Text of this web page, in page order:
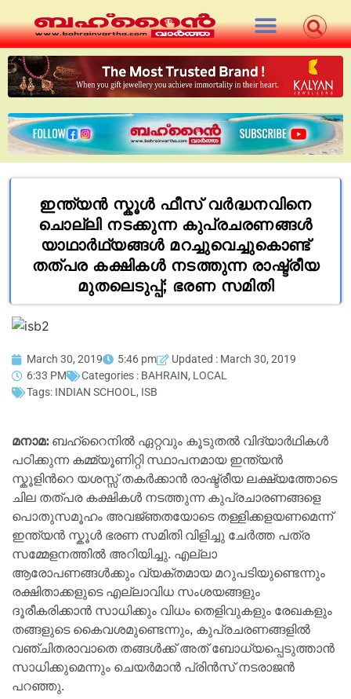
ഇന്ത്യൻ സ്കൂൾ ഫീസ് വർദ്ധനവിനെ
ചൊല്ലി നടക്കുന്ന കുപ്രചരണങ്ങൾ
യാഥാർഥ്യങ്ങൾ മറച്ചുവെച്ചുകൊണ്ട്
തത്പര കക്ഷികൾ നടത്തുന്ന രാഷ്ട്രീയ
മുതലെടുപ്പ്; ഭരണ സമിതി
March 30, 2019 5:46 pm
Updated : March 30, 2019
6:33 PM
Categories : BAHRAIN, LOCAL
Tags: INDIAN SCHOOL, ISB
മനാമ:ബഹ്‌റൈനിൽ ഏറ്റവും കൂടുതൽ വിദ്യാർഥികൾ
പഠിക്കുന്ന കമ്മ്യൂണിറ്റി സ്ഥാപനമായ ഇന്ത്യൻ
സ്കൂളിൻറെ യശസ്സ് തകർക്കാൻ രാഷ്ട്രീയ ലക്ഷ്യത്തോടെ
ചില തത്പര കക്ഷികൾ നടത്തുന്ന കുപ്രചാരണങ്ങളെ
പൊതുസമൂഹം അവജ്‌ഞതയോടെ തള്ളിക്കളയണമെന്ന്
ഇന്ത്യൻ സ്കൂൾ ഭരണ സമിതി വിളിച്ചു ചേർത്ത പത്ര
സമ്മേളനത്തിൽ അറിയിച്ചു. എല്ലാ
ആരോപണങ്ങൾക്കും വ്യക്തമായ മറുപടിയുണ്ടെന്നും
രക്ഷിതാക്കളുടെ എല്ലാവിധ സംശയങ്ങളും
ദൂരീകരിക്കാൻ സാധിക്കും വിധം തെളിവുകളും രേഖകളും
തങ്ങളുടെ കൈവശമുണ്ടെന്നും, കുപ്രചരണങ്ങളിൽ
വഞ്ചിതരാവാതെ തങ്ങൾക്ക് അത് ബോധ്യപ്പെടുത്താൻ
സാധിക്കുമെന്നും ചെയർമാൻ പ്രിൻസ് നടരാജൻ
പറഞ്ഞു.